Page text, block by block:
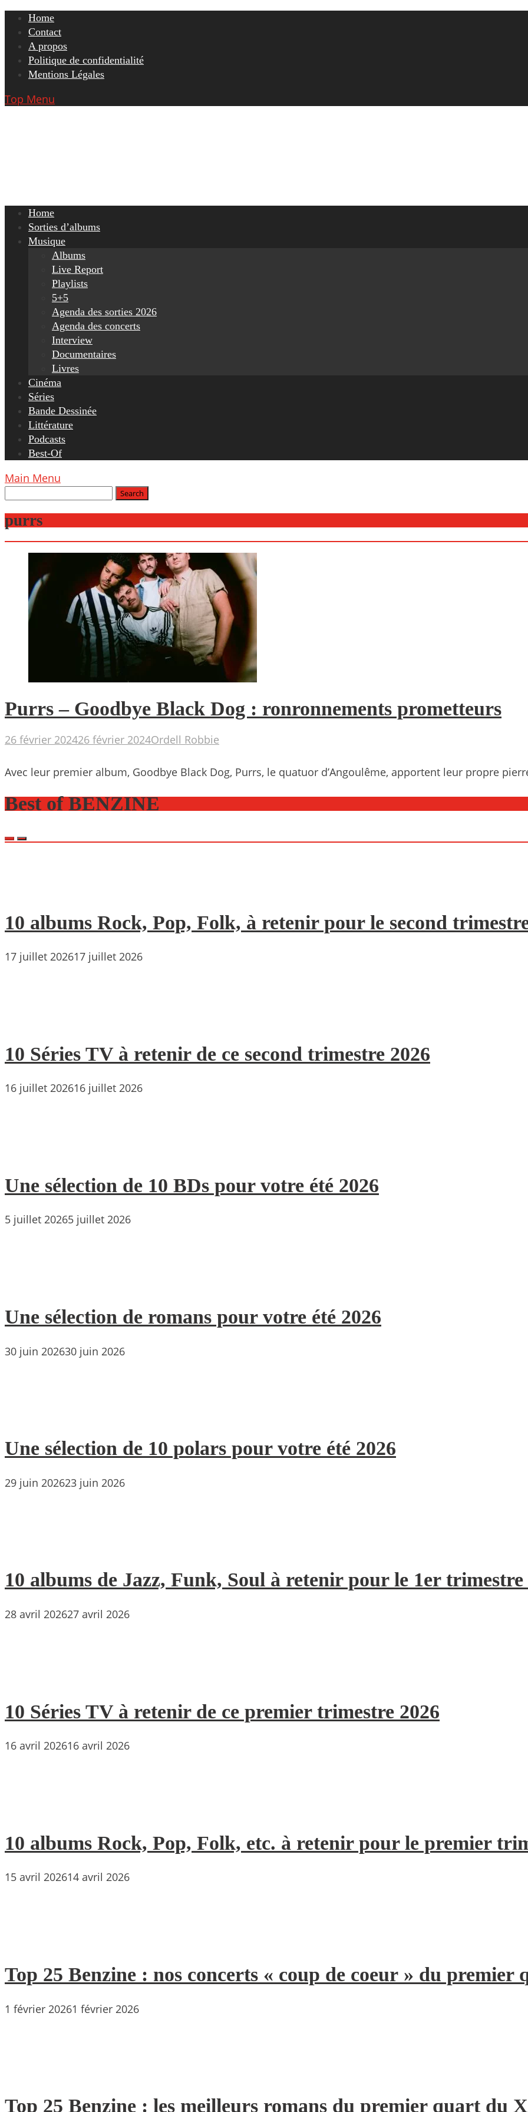
Skip
content
Home
Contact
A propos
Politique de confidentialité
Mentions Légales
Top Menu
Home
Sorties d’albums
Musique
Albums
Live Report
Playlists
5+5
Agenda des sorties 2026
Agenda des concerts
Interview
Documentaires
Livres
Cinéma
Séries
Bande Dessinée
Littérature
Podcasts
Best-Of
Main Menu
purrs
Purrs – Goodbye Black Dog : ronronnements prometteurs
26 février 202426 février 2024Ordell Robbie
Avec leur premier album, Goodbye Black Dog, Purrs, le quatuor d’Angoulême, apportent leur propre
Best of BENZINE
10 albums Rock, Pop, Folk, à retenir pour le second
17 juillet 202617 juillet 2026
10 Séries TV à retenir de ce second trimestre 2026
16 juillet 202616 juillet 2026
Une sélection de 10 BDs pour votre été 2026
5 juillet 20265 juillet 2026
Une sélection de romans pour votre été 2026
30 juin 202630 juin 2026
Une sélection de 10 polars pour votre été 2026
29 juin 202623 juin 2026
10 albums de Jazz, Funk, Soul à retenir pour le 1er trimestre
28 avril 202627 avril 2026
10 Séries TV à retenir de ce premier trimestre 2026
16 avril 202616 avril 2026
10 albums Rock, Pop, Folk, etc. à retenir pour le premier
15 avril 202614 avril 2026
Top 25 Benzine : nos concerts « coup de coeur » du premier
1 février 20261 février 2026
Top 25 Benzine : les meilleurs romans du premier quart du